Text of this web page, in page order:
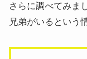
さらに調べてみま
兄弟がいるという